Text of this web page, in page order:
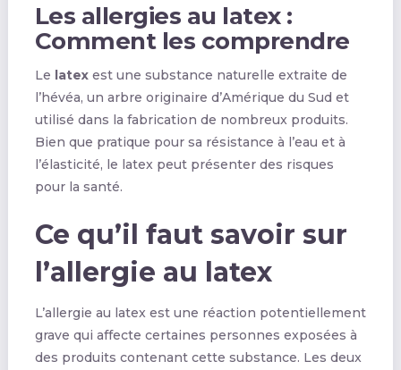
Les allergies au latex :
Comment les comprendre
Le latexest une substance naturelle extraite de
l’hévéa, un arbre originaire d’Amérique du Sud et
utilisé dans la fabrication de nombreux produits.
Bien que pratique pour sa résistance à l’eau et à
l’élasticité, le latex peut présenter des risques
pour la santé.
Ce qu’il faut savoir sur
l’allergie au latex
L’allergie au latex est une réaction potentiellement
grave qui affecte certaines personnes exposées à
des produits contenant cette substance. Les deux